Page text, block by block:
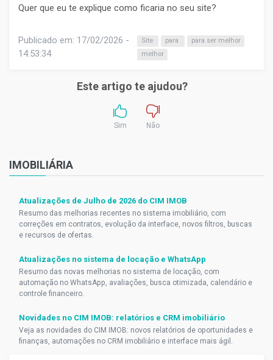
Quer que eu te explique como ficaria no seu site?
Publicado em: 17/02/2026 -
14:53:34
Site para
para ser melhor
melhor
Este artigo te ajudou?
Sim Não
IMOBILIÁRIA
Atualizações de Julho de 2026 do CIM IMOB
Resumo das melhorias recentes no sistema imobiliário, com
correções em contratos, evolução da interface, novos filtros, buscas
e recursos de ofertas.
Atualizações no sistema de locação e WhatsApp
Resumo das novas melhorias no sistema de locação, com
automação no WhatsApp, avaliações, busca otimizada, calendário e
controle financeiro.
Novidades no CIM IMOB: relatórios e CRM imobiliário
Veja as novidades do CIM IMOB: novos relatórios de oportunidades e
finanças, automações no CRM imobiliário e interface mais ágil.